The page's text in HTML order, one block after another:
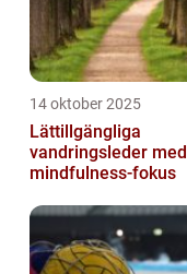
14 oktober 2025
Lättillgängliga
vandringsleder med
mindfulness-fokus